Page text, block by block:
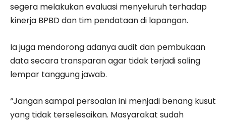
segera melakukan evaluasi menyeluruh terhadap
kinerja BPBD dan tim pendataan di lapangan.
Ia juga mendorong adanya audit dan pembukaan
data secara transparan agar tidak terjadi saling
lempar tanggung jawab.
“Jangan sampai persoalan ini menjadi benang kusut
yang tidak terselesaikan. Masyarakat sudah